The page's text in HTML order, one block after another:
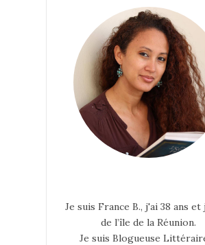
Je suis France B., j'ai 38 ans et
de l’île de la Réunion.
Je suis Blogueuse